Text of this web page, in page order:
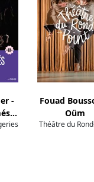
-
Fouad
Oüm
Théâtre du